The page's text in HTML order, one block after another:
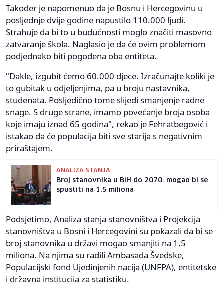
Također je napomenuo da je Bosnu i Hercegovinu u
posljednje dvije godine napustilo 110.000 ljudi.
Strahuje da bi to u budućnosti moglo značiti masovno
zatvaranje škola. Naglasio je da će ovim problemom
podjednako biti pogođena oba entiteta.
"Dakle, izgubit ćemo 60.000 djece. Izračunajte koliki je
to gubitak u odjeljenjima, pa u broju nastavnika,
studenata. Posljedično tome slijedi smanjenje radne
snage. S druge strane, imamo povećanje broja osoba
koje imaju iznad 65 godina", rekao je Fehratbegović i
istakao da će populacija biti sve starija s negativnim
priraštajem.
ANALIZA STANJA
Broj stanovnika u BiH do 2070. mogao bi se
spustiti na 1,5 miliona
Podsjetimo, Analiza stanja stanovništva i Projekcija
stanovništva u Bosni i Hercegovini su pokazali da bi se
broj stanovnika u državi mogao smanjiti na 1,5
miliona. Na njima su radili Ambasada Švedske,
Populacijski fond Ujedinjenih nacija (UNFPA), entitetske
i državna institucija za statistiku.